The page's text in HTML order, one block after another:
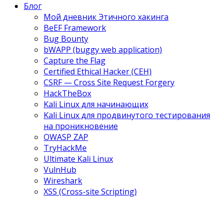
Блог
Мой дневник Этичного хакинга
BeEF Framework
Bug Bounty
bWAPP (buggy web application)
Capture the Flag
Certified Ethical Hacker (CEH)
CSRF — Cross Site Request Forgery
HackTheBox
Kali Linux для начинающих
Kali Linux для продвинутого тестирования
на проникновение
OWASP ZAP
TryHackMe
Ultimate Kali Linux
VulnHub
Wireshark
XSS (Cross-site Scripting)